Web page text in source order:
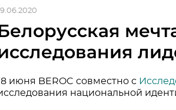
июня BEROC совместно с
национальной